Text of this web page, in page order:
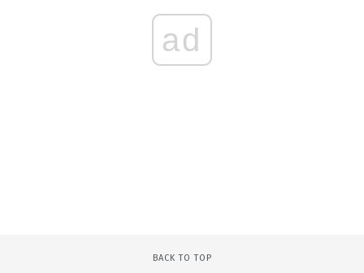
ad
BACK TO TOP